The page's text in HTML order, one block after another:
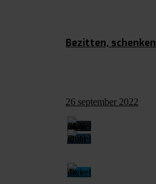
Bezitten,
26 september 2022